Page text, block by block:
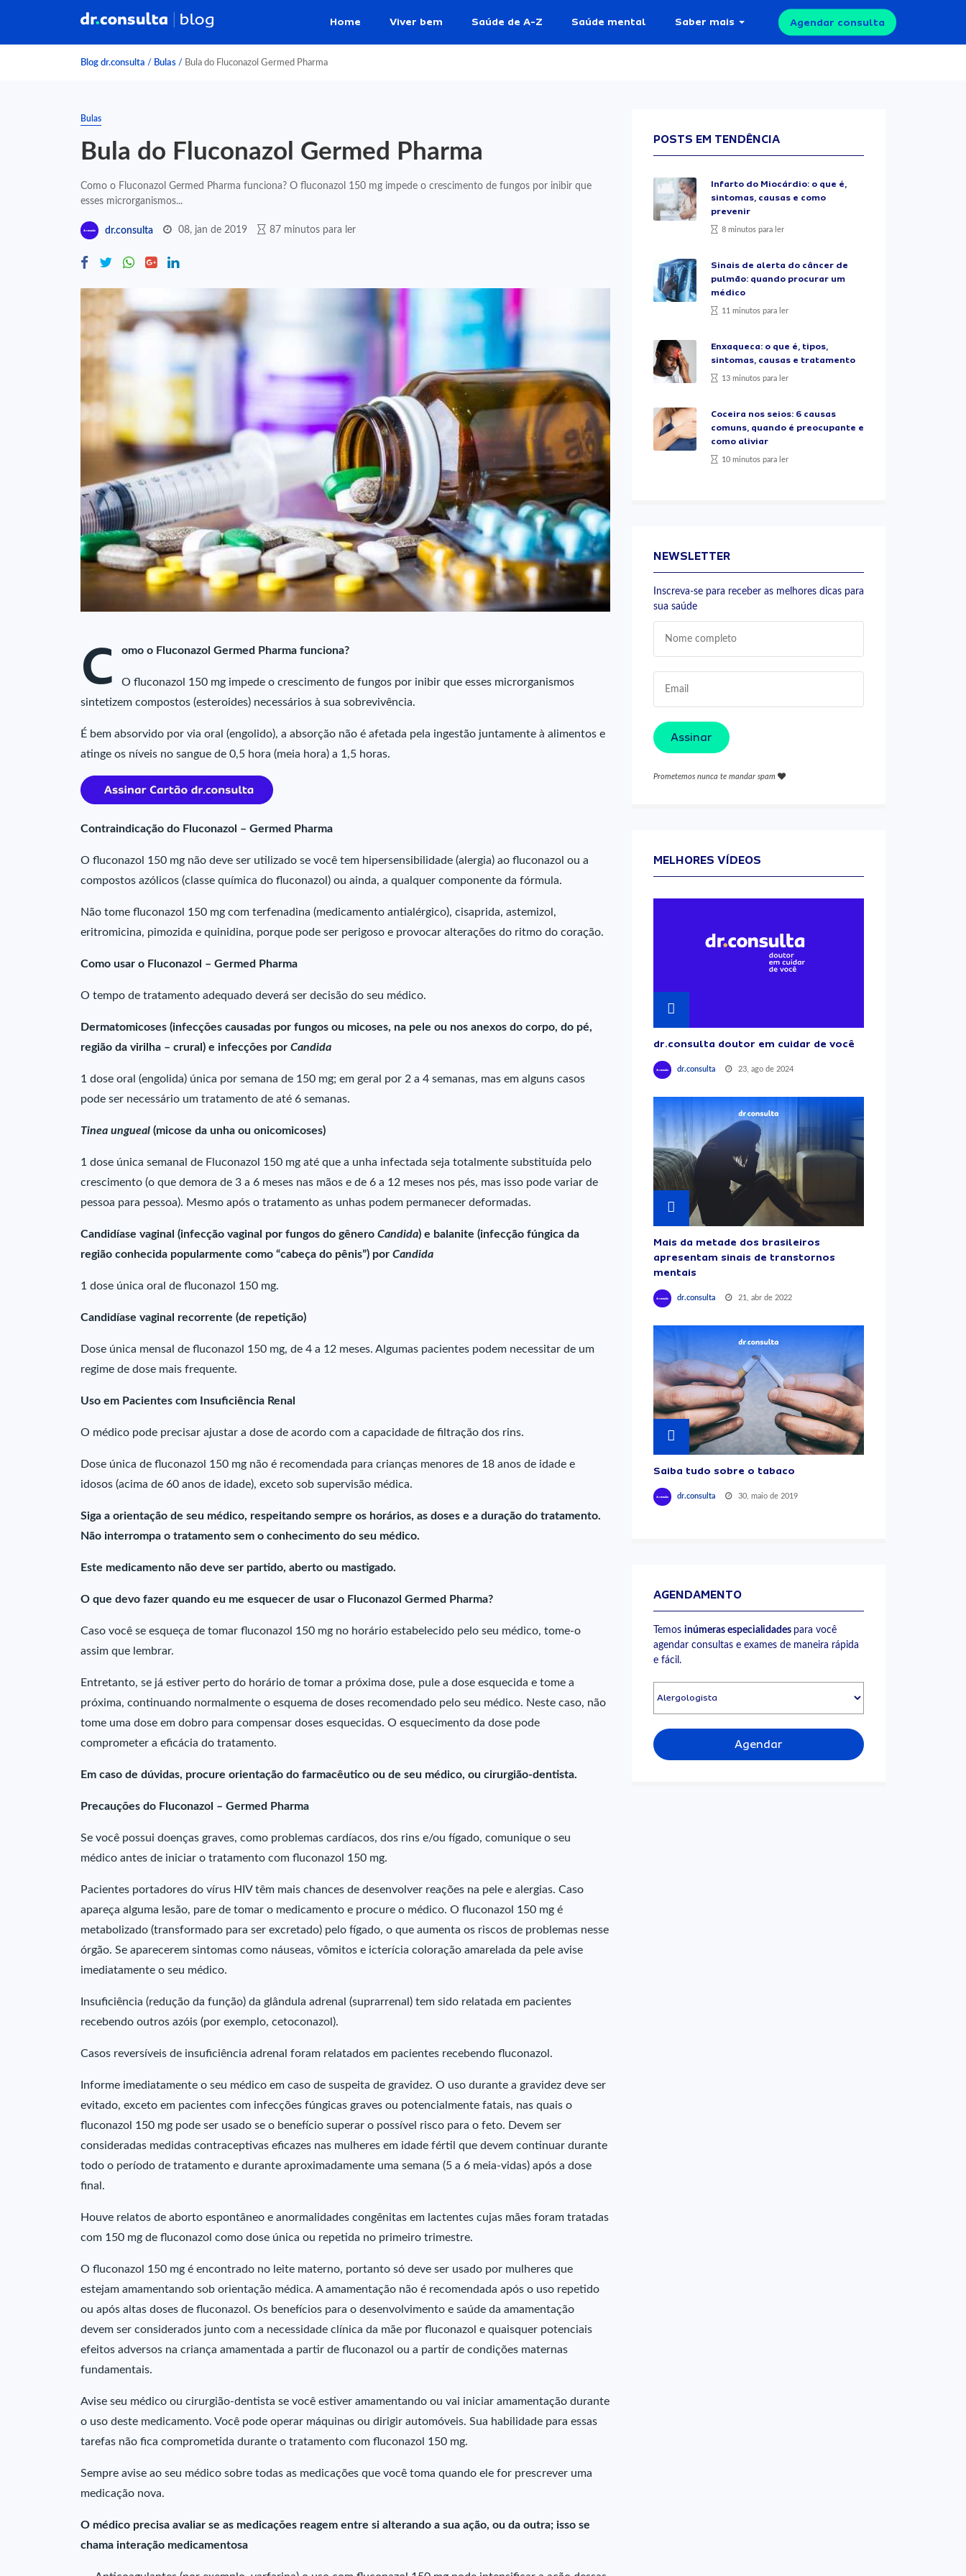
Home Viver bem Saúde de A-Z Saúde mental Saber mais Agendar consulta
Blog dr.consulta / Bulas / Bula do Fluconazol Germed Pharma
Bulas
Bula do Fluconazol Germed Pharma
Como o Fluconazol Germed Pharma funciona? O fluconazol 150 mg impede o crescimento de fungos por inibir que
esses microrganismos...
dr.consulta 08, jan de 2019 87 minutos para ler
C omo o Fluconazol Germed Pharma funciona?
O fluconazol 150 mg impede o crescimento de fungos por inibir que esses microrganismos
sintetizem compostos (esteroides) necessários à sua sobrevivência.
É bem absorvido por via oral (engolido), a absorção não é afetada pela ingestão juntamente à alimentos e
atinge os níveis no sangue de 0,5 hora (meia hora) a 1,5 horas.
Contraindicação do Fluconazol – Germed Pharma
O fluconazol 150 mg não deve ser utilizado se você tem hipersensibilidade (alergia) ao fluconazol ou a
compostos azólicos (classe química do fluconazol) ou ainda, a qualquer componente da fórmula.
Não tome fluconazol 150 mg com terfenadina (medicamento antialérgico), cisaprida, astemizol,
eritromicina, pimozida e quinidina, porque pode ser perigoso e provocar alterações do ritmo do coração.
Como usar o Fluconazol – Germed Pharma
O tempo de tratamento adequado deverá ser decisão do seu médico.
Dermatomicoses (infecções causadas por fungos ou micoses, na pele ou nos anexos do corpo, do pé,
região da virilha – crural) e infecções por Candida
1 dose oral (engolida) única por semana de 150 mg; em geral por 2 a 4 semanas, mas em alguns casos
pode ser necessário um tratamento de até 6 semanas.
Tinea ungueal (micose da unha ou onicomicoses)
1 dose única semanal de Fluconazol 150 mg até que a unha infectada seja totalmente substituída pelo
crescimento (o que demora de 3 a 6 meses nas mãos e de 6 a 12 meses nos pés, mas isso pode variar de
pessoa para pessoa). Mesmo após o tratamento as unhas podem permanecer deformadas.
Candidíase vaginal (infecção vaginal por fungos do gênero Candida) e balanite (infecção fúngica da
região conhecida popularmente como “cabeça do pênis”) por Candida
1 dose única oral de fluconazol 150 mg.
Candidíase vaginal recorrente (de repetição)
Dose única mensal de fluconazol 150 mg, de 4 a 12 meses. Algumas pacientes podem necessitar de um
regime de dose mais frequente.
Uso em Pacientes com Insuficiência Renal
O médico pode precisar ajustar a dose de acordo com a capacidade de filtração dos rins.
Dose única de fluconazol 150 mg não é recomendada para crianças menores de 18 anos de idade e
idosos (acima de 60 anos de idade), exceto sob supervisão médica.
Siga a orientação de seu médico, respeitando sempre os horários, as doses e a duração do tratamento.
Não interrompa o tratamento sem o conhecimento do seu médico.
Este medicamento não deve ser partido, aberto ou mastigado.
O que devo fazer quando eu me esquecer de usar o Fluconazol Germed Pharma?
Caso você se esqueça de tomar fluconazol 150 mg no horário estabelecido pelo seu médico, tome-o
assim que lembrar.
Entretanto, se já estiver perto do horário de tomar a próxima dose, pule a dose esquecida e tome a
próxima, continuando normalmente o esquema de doses recomendado pelo seu médico. Neste caso, não
tome uma dose em dobro para compensar doses esquecidas. O esquecimento da dose pode
comprometer a eficácia do tratamento.
Em caso de dúvidas, procure orientação do farmacêutico ou de seu médico, ou cirurgião-dentista.
Precauções do Fluconazol – Germed Pharma
Se você possui doenças graves, como problemas cardíacos, dos rins e/ou fígado, comunique o seu
médico antes de iniciar o tratamento com fluconazol 150 mg.
Pacientes portadores do vírus HIV têm mais chances de desenvolver reações na pele e alergias. Caso
apareça alguma lesão, pare de tomar o medicamento e procure o médico. O fluconazol 150 mg é
metabolizado (transformado para ser excretado) pelo fígado, o que aumenta os riscos de problemas nesse
órgão. Se aparecerem sintomas como náuseas, vômitos e icterícia coloração amarelada da pele avise
imediatamente o seu médico.
Insuficiência (redução da função) da glândula adrenal (suprarrenal) tem sido relatada em pacientes
recebendo outros azóis (por exemplo, cetoconazol).
Casos reversíveis de insuficiência adrenal foram relatados em pacientes recebendo fluconazol.
Informe imediatamente o seu médico em caso de suspeita de gravidez. O uso durante a gravidez deve ser
evitado, exceto em pacientes com infecções fúngicas graves ou potencialmente fatais, nas quais o
fluconazol 150 mg pode ser usado se o benefício superar o possível risco para o feto. Devem ser
consideradas medidas contraceptivas eficazes nas mulheres em idade fértil que devem continuar durante
todo o período de tratamento e durante aproximadamente uma semana (5 a 6 meia-vidas) após a dose
final.
Houve relatos de aborto espontâneo e anormalidades congênitas em lactentes cujas mães foram tratadas
com 150 mg de fluconazol como dose única ou repetida no primeiro trimestre.
O fluconazol 150 mg é encontrado no leite materno, portanto só deve ser usado por mulheres que
estejam amamentando sob orientação médica. A amamentação não é recomendada após o uso repetido
ou após altas doses de fluconazol. Os benefícios para o desenvolvimento e saúde da amamentação
devem ser considerados junto com a necessidade clínica da mãe por fluconazol e quaisquer potenciais
efeitos adversos na criança amamentada a partir de fluconazol ou a partir de condições maternas
fundamentais.
Avise seu médico ou cirurgião-dentista se você estiver amamentando ou vai iniciar amamentação durante
o uso deste medicamento. Você pode operar máquinas ou dirigir automóveis. Sua habilidade para essas
tarefas não fica comprometida durante o tratamento com fluconazol 150 mg.
Sempre avise ao seu médico sobre todas as medicações que você toma quando ele for prescrever uma
medicação nova.
O médico precisa avaliar se as medicações reagem entre si alterando a sua ação, ou da outra; isso se
chama interação medicamentosa
POSTS EM TENDÊNCIA
Infarto do Miocárdio: o que é,
sintomas, causas e como
prevenir
8 minutos para ler
Sinais de alerta do câncer de
pulmão: quando procurar um
médico
11 minutos para ler
Enxaqueca: o que é, tipos,
sintomas, causas e tratamento
13 minutos para ler
Coceira nos seios: 6 causas
comuns, quando é preocupante e
como aliviar
10 minutos para ler
NEWSLETTER
Inscreva-se para receber as melhores dicas para
sua saúde
Assinar
Prometemos nunca te mandar spam
MELHORES VÍDEOS
dr.consulta doutor em cuidar de você
dr.consulta 23, ago de 2024
Mais da metade dos brasileiros
apresentam sinais de transtornos
mentais
dr.consulta 21, abr de 2022
Saiba tudo sobre o tabaco
dr.consulta 30, maio de 2019
AGENDAMENTO
Temos inúmeras especialidades para você
agendar consultas e exames de maneira rápida
e fácil.
Agendar